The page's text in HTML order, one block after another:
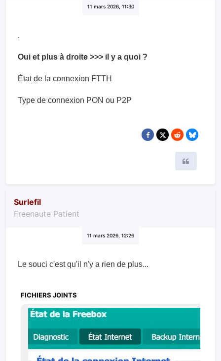
11 mars 2026, 11:30
.
Oui et plus à droite >>> il y a quoi ?
État de la connexion FTTH
Type de connexion PON ou P2P
Surlefil
Freenaute Patient
11 mars 2026, 12:26
Le souci c'est qu'il n'y a rien de plus...
FICHIERS JOINTS